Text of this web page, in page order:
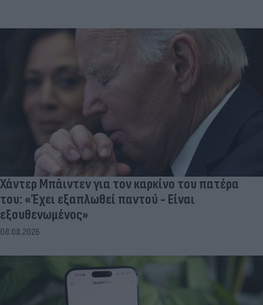
Χάντερ Μπάιντεν για τον καρκίνο του πατέρα
του: «Έχει εξαπλωθεί παντού - Είναι
εξουθενωμένος»
08.08.2026